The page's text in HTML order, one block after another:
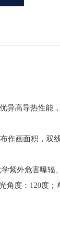
异高导热性能
作画面积，双
学紫外危害曝辐
角度： 120度；